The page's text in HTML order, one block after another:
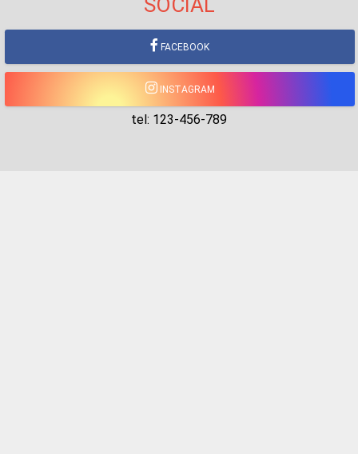
SOCIAL
FACEBOOK
INSTAGRAM
tel: 123-456-789